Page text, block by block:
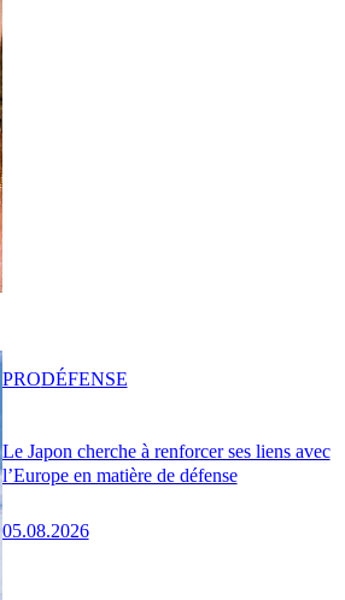
Le Japon cherche à renforcer ses liens avec
l’Europe en matière de défense
05.08.2026
PRODÉFENSE